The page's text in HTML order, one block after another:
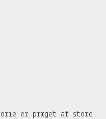
er præget af store